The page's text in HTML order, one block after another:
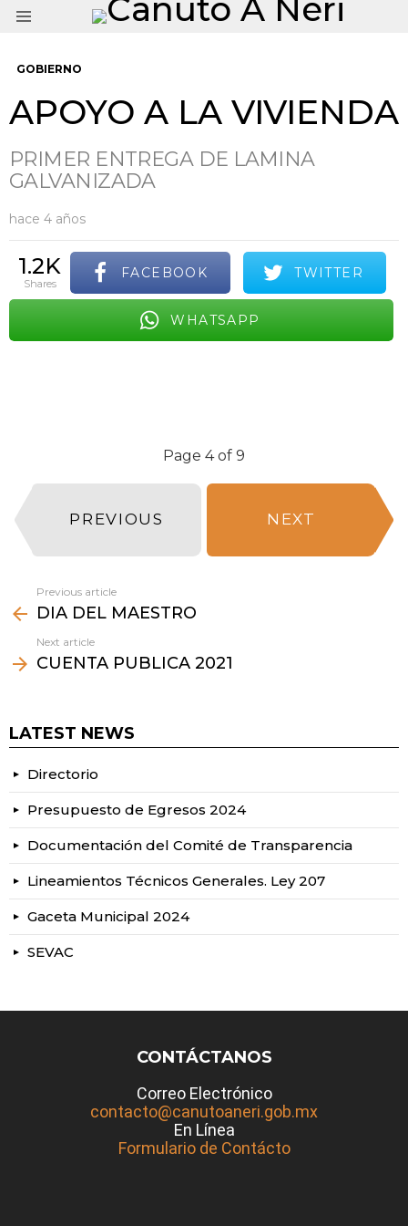
GOBIERNO
APOYO A LA VIVIENDA
PRIMER ENTREGA DE LAMINA
GALVANIZADA
hace 4 años
1.2K
shares
FACEBOOK TWITTER
WHATSAPP
Page 4 of 9
PREVIOUS NEXT
more
Previous article
DIA DEL MAESTRO
Next article
CUENTA PUBLICA 2021
LATEST NEWS
Directorio
Presupuesto de Egresos 2024
Documentación del Comité de Transparencia
Lineamientos Técnicos Generales. Ley 207
Gaceta Municipal 2024
SEVAC
CONTÁCTANOS
Correo Electrónico
contacto@canutoaneri.gob.mx
En Línea
Formulario de Contácto